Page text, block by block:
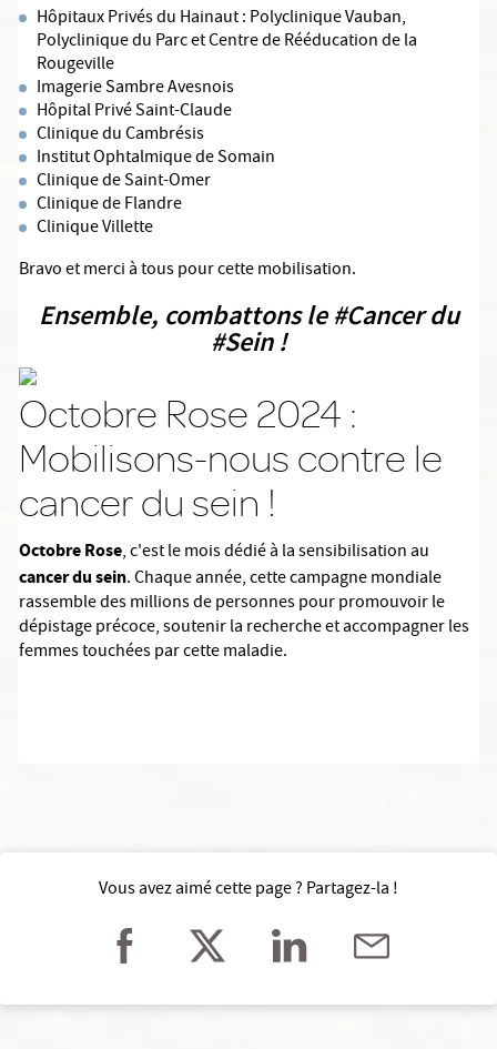
Hôpitaux Privés du Hainaut : Polyclinique Vauban,
Polyclinique du Parc et Centre de Rééducation de la
Rougeville
Imagerie Sambre Avesnois
Hôpital Privé Saint-Claude
Clinique du Cambrésis
Institut Ophtalmique de Somain
Clinique de Saint-Omer
Clinique de Flandre
Clinique Villette
Bravo et merci à tous pour cette mobilisation.
Ensemble, combattons le #Cancer du
#Sein !
Octobre Rose 2024 :
Mobilisons-nous contre le
cancer du sein !
Octobre Rose, c'est le mois dédié à la sensibilisation au
cancer du sein. Chaque année, cette campagne mondiale
rassemble des millions de personnes pour promouvoir le
dépistage précoce, soutenir la recherche et accompagner les
femmes touchées par cette maladie.
Vous avez aimé cette page ? Partagez-la !